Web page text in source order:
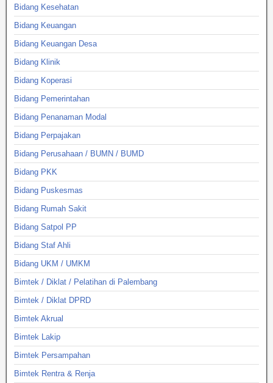
Bidang Kesehatan
Bidang Keuangan
Bidang Keuangan Desa
Bidang Klinik
Bidang Koperasi
Bidang Pemerintahan
Bidang Penanaman Modal
Bidang Perpajakan
Bidang Perusahaan / BUMN / BUMD
Bidang PKK
Bidang Puskesmas
Bidang Rumah Sakit
Bidang Satpol PP
Bidang Staf Ahli
Bidang UKM / UMKM
Bimtek / Diklat / Pelatihan di Palembang
Bimtek / Diklat DPRD
Bimtek Akrual
Bimtek Lakip
Bimtek Persampahan
Bimtek Rentra & Renja